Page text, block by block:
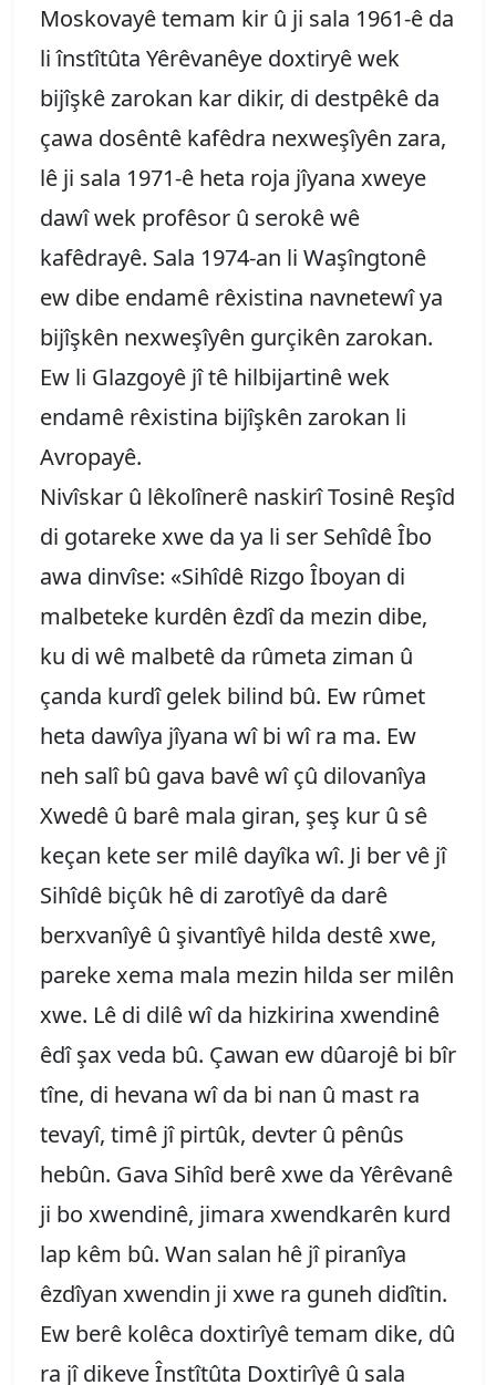
Moskovayê temam kir û ji sala 1961-ê da
li înstîtûta Yêrêvanêye doxtiryê wek
bijîşkê zarokan kar dikir, di destpêkê da
çawa dosêntê kafêdra nexweşîyên zara,
lê ji sala 1971-ê heta roja jîyana xweye
dawî wek profêsor û serokê wê
kafêdrayê. Sala 1974-an li Waşîngtonê
ew dibe endamê rêxistina navnetewî ya
bijîşkên nexweşîyên gurçikên zarokan.
Ew li Glazgoyê jî tê hilbijartinê wek
endamê rêxistina bijîşkên zarokan li
Avropayê.
Nivîskar û lêkolînerê naskirî Tosinê Reşîd
di gotareke xwe da ya li ser Sehîdê Îbo
awa dinvîse: «Sihîdê Rizgo Îboyan di
malbeteke kurdên êzdî da mezin dibe,
ku di wê malbetê da rûmeta ziman û
çanda kurdî gelek bilind bû. Ew rûmet
heta dawîya jîyana wî bi wî ra ma. Ew
neh salî bû gava bavê wî çû dilovanîya
Xwedê û barê mala giran, şeş kur û sê
keçan kete ser milê dayîka wî. Ji ber vê jî
Sihîdê biçûk hê di zarotîyê da darê
berxvanîyê û şivantîyê hilda destê xwe,
pareke xema mala mezin hilda ser milên
xwe. Lê di dilê wî da hizkirina xwendinê
êdî şax veda bû. Çawan ew dûarojê bi bîr
tîne, di hevana wî da bi nan û mast ra
tevayî, timê jî pirtûk, devter û pênûs
hebûn. Gava Sihîd berê xwe da Yêrêvanê
ji bo xwendinê, jimara xwendkarên kurd
lap kêm bû. Wan salan hê jî piranîya
êzdîyan xwendin ji xwe ra guneh didîtin.
Ew berê kolêca doxtirîyê temam dike, dû
ra jî dikeve Înstîtûta Doxtirîyê û sala